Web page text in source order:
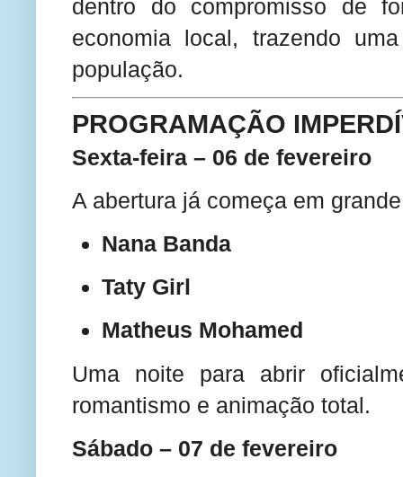
dentro do compromisso de
economia local, trazendo
população.
PROGRAMAÇÃO
Sexta-feira – 06 de fevereiro
A abertura já começa em
Nana Banda
Taty Girl
Matheus Mohamed
Uma noite para abrir
romantismo e animação total.
Sábado – 07 de fevereiro